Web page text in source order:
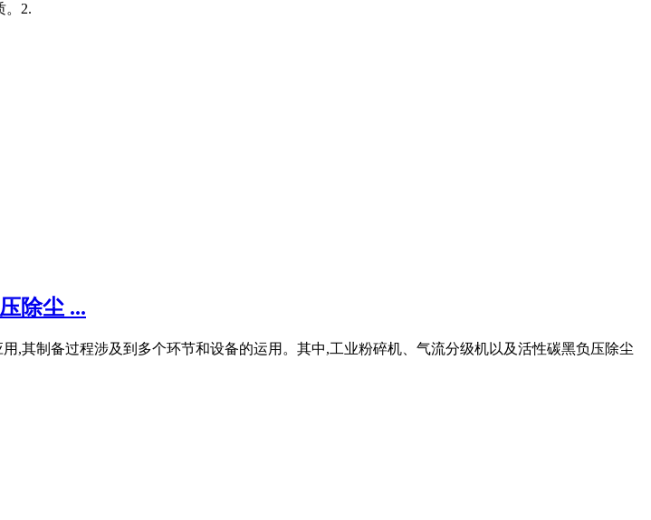
。2.
除尘 ...
,其制备过程涉及到多个环节和设备的运用。其中,工业粉碎机、气流分级机以及活性碳黑负压除尘